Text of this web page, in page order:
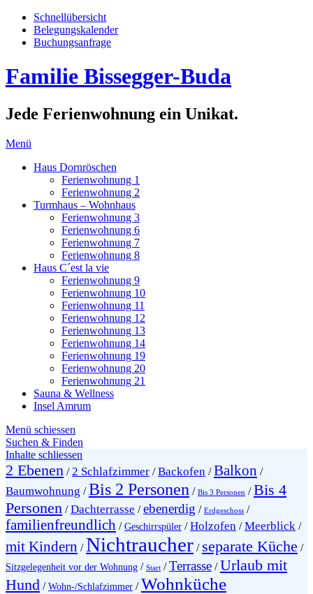
Schnellübersicht
Belegungskalender
Buchungsanfrage
Familie Bissegger-Buda
Jede Ferienwohnung ein Unikat.
Menü
Haus Dornröschen
Ferienwohnung 1
Ferienwohnung 2
Turmhaus – Wohnhaus
Ferienwohnung 3
Ferienwohnung 6
Ferienwohnung 7
Ferienwohnung 8
Haus C´est la vie
Ferienwohnung 9
Ferienwohnung 10
Ferienwohnung 11
Ferienwohnung 12
Ferienwohnung 13
Ferienwohnung 14
Ferienwohnung 19
Ferienwohnung 20
Ferienwohnung 21
Sauna & Wellness
Insel Amrum
Menü schiessen
Suchen & Finden
Inhalte schliessen
2 Ebenen / 2 Schlafzimmer /Backofen /Balkon /
Baumwohnung /Bis 2 Personen / Bis 3 Personen /Bis 4
Personen /Dachterrasse /ebenerdig / Erdgeschoss /
familienfreundlich /Geschirrspüler /Holzofen /Meerblick /
mit Kindern /Nichtraucher / separate Küche /
Sitzgelegenheit vor der Wohnung / Start /Terrasse /Urlaub mit
Hund /Wohn-/Schlafzimmer /Wohnküche